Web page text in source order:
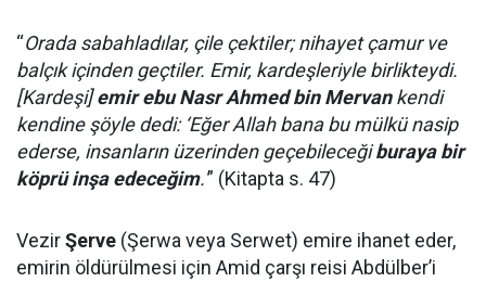
“Orada sabahladılar, çile çektiler; nihayet çamur ve
balçık içinden geçtiler. Emir, kardeşleriyle birlikteydi.
[Kardeşi]emir ebu Nasr Ahmed bin Mervankendi
kendine şöyle dedi: ‘Eğer Allah bana bu mülkü nasip
ederse, insanların üzerinden geçebileceğiburaya bir
köprü inşa edeceğim.'” (Kitapta s. 47)
VezirŞerve (Şerwa veya Serwet) emire ihanet eder,
emirin öldürülmesi için Amid çarşı reisi Abdülber’i